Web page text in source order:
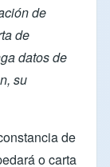
de
de
datos de
su
de
o carta